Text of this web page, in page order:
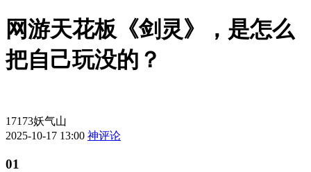
网游天花板《剑灵》，是怎么
把自己玩没的？
17173妖气山
2025-10-17 13:00 神评论
01